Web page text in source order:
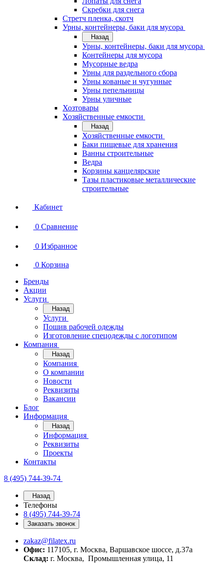
Скребки для снега
Стретч пленка, скотч
Урны, контейнеры, баки для мусора
Назад
Урны, контейнеры, баки для мусора
Контейнеры для мусора
Мусорные ведра
Урны для раздельного сбора
Урны кованые и чугунные
Урны пепельницы
Урны уличные
Хозтовары
Хозяйственные емкости
Назад
Хозяйственные емкости
Баки пищевые для хранения
Ванны строительные
Ведра
Корзины канцелярские
Тазы пластиковые металлические
строительные
Кабинет
0 Сравнение
0 Избранное
0 Корзина
Бренды
Акции
Услуги
Назад
Услуги
Пошив рабочей одежды
Изготовление спецодежды с логотипом
Компания
Назад
Компания
О компании
Новости
Реквизиты
Вакансии
Блог
Информация
Назад
Информация
Реквизиты
Проекты
Контакты
8 (495) 744-39-74
Назад
Телефоны
8 (495) 744-39-74
Заказать звонок
zakaz@filatex.ru
Офис: 117105, г. Москва, Варшавское шоссе, д.37а
Склад: г. Москва, Промышленная улица, 11